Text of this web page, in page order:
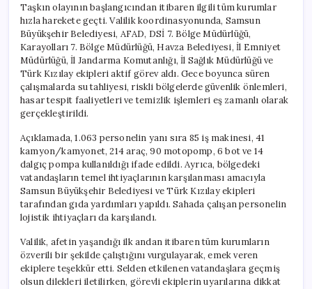
Taşkın olayının başlangıcından itibaren ilgili tüm kurumlar
hızla harekete geçti. Valilik koordinasyonunda, Samsun
Büyükşehir Belediyesi, AFAD, DSİ 7. Bölge Müdürlüğü,
Karayolları 7. Bölge Müdürlüğü, Havza Belediyesi, İl Emniyet
Müdürlüğü, İl Jandarma Komutanlığı, İl Sağlık Müdürlüğü ve
Türk Kızılay ekipleri aktif görev aldı. Gece boyunca süren
çalışmalarda su tahliyesi, riskli bölgelerde güvenlik önlemleri,
hasar tespit faaliyetleri ve temizlik işlemleri eş zamanlı olarak
gerçekleştirildi.
Açıklamada, 1.063 personelin yanı sıra 85 iş makinesi, 41
kamyon/kamyonet, 214 araç, 90 motopomp, 6 bot ve 14
dalgıç pompa kullanıldığı ifade edildi. Ayrıca, bölgedeki
vatandaşların temel ihtiyaçlarının karşılanması amacıyla
Samsun Büyükşehir Belediyesi ve Türk Kızılay ekipleri
tarafından gıda yardımları yapıldı. Sahada çalışan personelin
lojistik ihtiyaçları da karşılandı.
Valilik, afetin yaşandığı ilk andan itibaren tüm kurumların
özverili bir şekilde çalıştığını vurgulayarak, emek veren
ekiplere teşekkür etti. Selden etkilenen vatandaşlara geçmiş
olsun dilekleri iletilirken, görevli ekiplerin uyarılarına dikkat